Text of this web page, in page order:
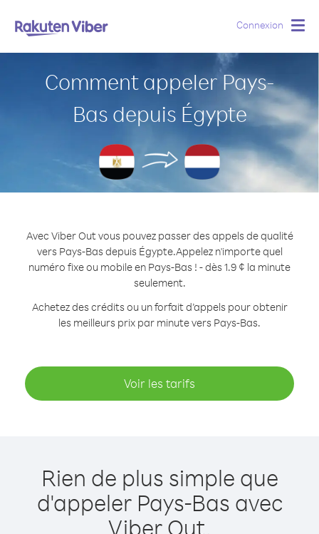
Connexion
Comment appeler Pays-
Bas depuis Égypte
Avec Viber Out vous pouvez passer des appels de qualité
vers Pays-Bas depuis Égypte.Appelez n'importe quel
numéro fixe ou mobile en Pays-Bas ! - dès 1.9 ¢ la minute
seulement.
Achetez des crédits ou un forfait d’appels pour obtenir
les meilleurs prix par minute vers Pays-Bas.
Voir les tarifs
Rien de plus simple que
d'appeler Pays-Bas avec
Viber Out.